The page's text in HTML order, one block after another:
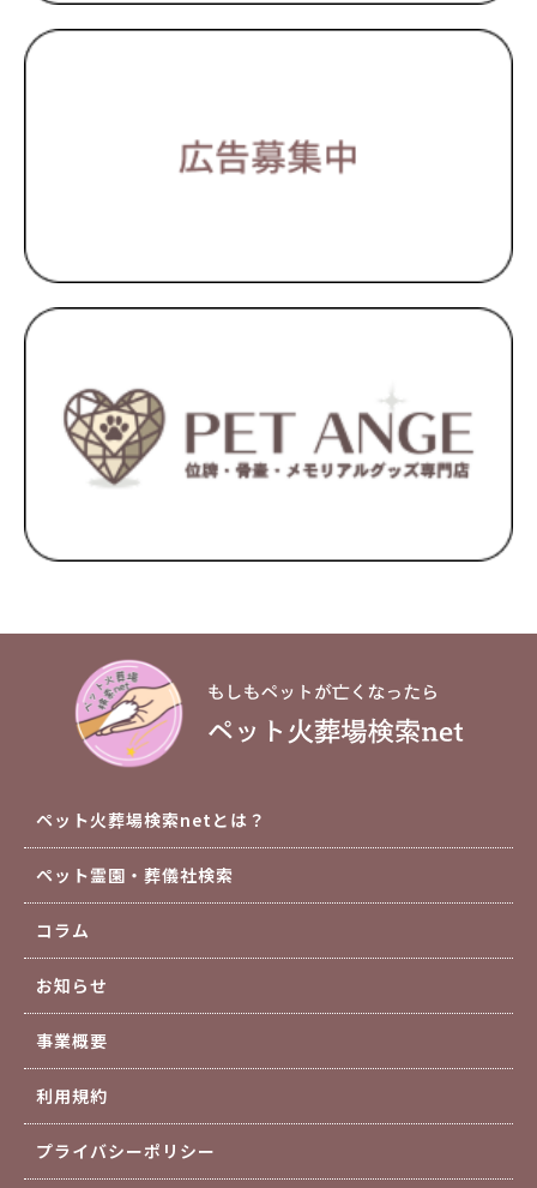
ペット火葬場検索netとは？
ペット霊園・葬儀社検索
コラム
お知らせ
事業概要
利用規約
プライバシーポリシー